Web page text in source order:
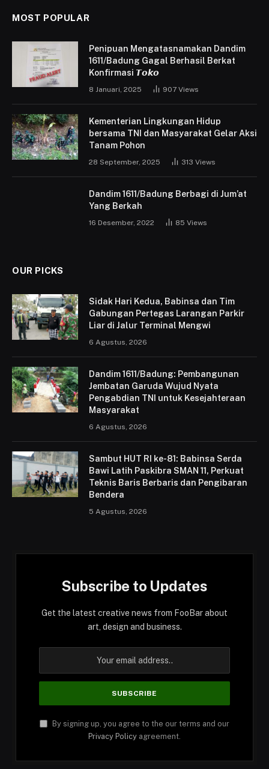
MOST POPULAR
Penipuan Mengatasnamakan Dandim
1611/Badung Gagal Berhasil Berkat
Konfirmasi 𝙏𝙤𝙠𝙤
8 Januari, 2025 907 Views
Kementerian Lingkungan Hidup
bersama TNI dan Masyarakat Gelar Aksi
Tanam Pohon
28 September, 2025 313 Views
Dandim 1611/Badung Berbagi di Jum’at
Yang Berkah
16 Desember, 2022 85 Views
OUR PICKS
Sidak Hari Kedua, Babinsa dan Tim
Gabungan Pertegas Larangan Parkir
Liar di Jalur Terminal Mengwi
6 Agustus, 2026
Dandim 1611/Badung: Pembangunan
Jembatan Garuda Wujud Nyata
Pengabdian TNI untuk Kesejahteraan
Masyarakat
6 Agustus, 2026
Sambut HUT RI ke-81: Babinsa Serda
Bawi Latih Paskibra SMAN 11, Perkuat
Teknis Baris Berbaris dan Pengibaran
Bendera
5 Agustus, 2026
Subscribe to Updates
Get the latest creative news from FooBar about
art, design and business.
By signing up, you agree to the our terms and our
Privacy Policy agreement.